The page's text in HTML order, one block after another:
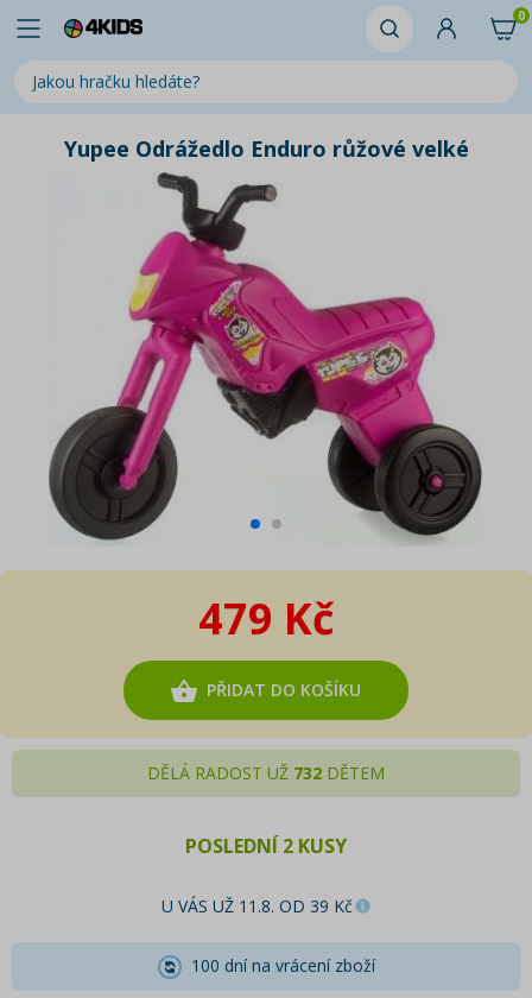
0
Yupee Odrážedlo Enduro růžové velké
479 Kč
PŘIDAT DO KOŠÍKU
DĚLÁ RADOST UŽ 732 DĚTEM
POSLEDNÍ 2 KUSY
U VÁS UŽ 11.8. OD 39 Kč
100 dní na vrácení zboží